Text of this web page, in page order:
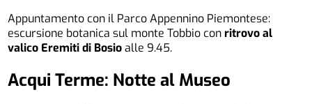
Appuntamento con il Parco Appennino Piemontese:
escursione botanica sul monte Tobbio conritrovo al
valico Eremiti di Bosioalle 9.45.
Acqui Terme: Notte al Museo